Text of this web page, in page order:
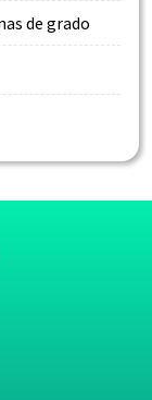
de grado